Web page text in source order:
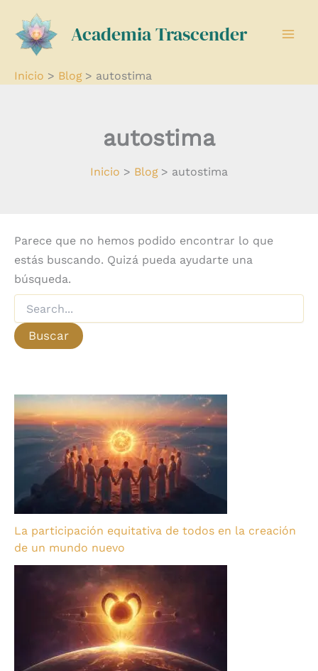
contenido
Academia Trascender
Inicio Blog autostima
autostima
Inicio Blog autostima
Parece que no hemos podido encontrar lo que
estás buscando. Quizá pueda ayudarte una
búsqueda.
por:
La participación equitativa de todos en la creación
de un mundo nuevo